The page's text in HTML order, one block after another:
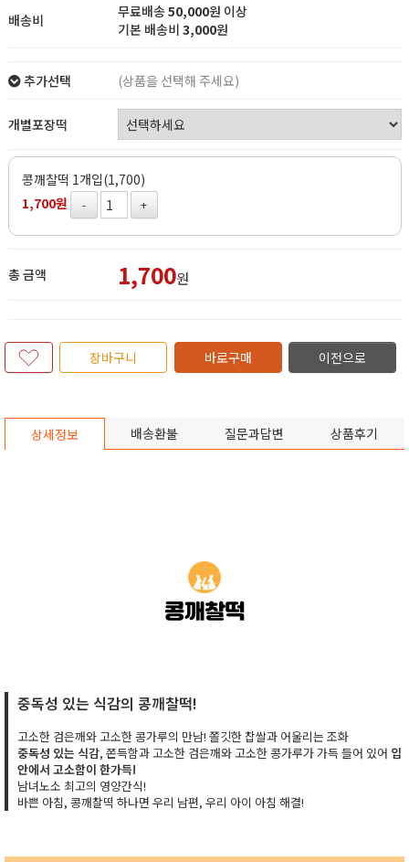
배송비 무료배송50,000원 이상
기본 배송비 3,000원
추가선택 (상품을 선택해 주세요)
개별포장떡
콩깨찰떡 1개입(1,700)
1,700원
- +
총 금액 1,700원
장바구니 바로구매 이전으로
상세정보 배송환불 질문과답변 상품후기
콩깨찰떡
중독성 있는 식감의 콩깨찰떡!
고소한 검은깨와 고소한 콩가루의 만남! 쫄깃한 찹쌀과 어울리는 조화
중독성 있는 식감, 쫀득함과 고소한 검은깨와 고소한 콩가루가 가득 들어 있어 입
안에서 고소함이 한가득!
남녀노소 최고의 영양간식!
바쁜 아침, 콩깨찰떡 하나면 우리 남편, 우리 아이 아침 해결!